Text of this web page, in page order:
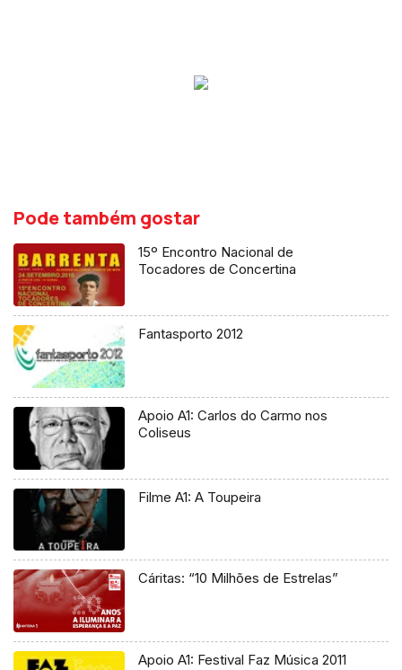
Pode também gostar
15º Encontro Nacional de
Tocadores de Concertina
Fantasporto 2012
Apoio A1: Carlos do Carmo nos
Coliseus
Filme A1: A Toupeira
Cáritas: “10 Milhões de Estrelas”
Apoio A1: Festival Faz Música 2011